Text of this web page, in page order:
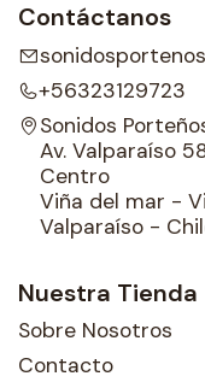
Contáctanos
+56323129723
Sonidos
Av. Valparaíso
Centro
Viña del mar -
Valparaíso -
Nuestra Tienda
Sobre Nosotros
Contacto